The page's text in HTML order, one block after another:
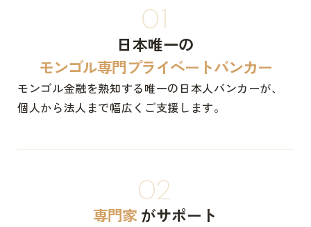
01
日本唯一の
モンゴル専門プライベートバンカー
モンゴル金融を熟知する唯一の日本人バンカーが、
個人から法人まで幅広くご支援します。
02
専門家 がサポート